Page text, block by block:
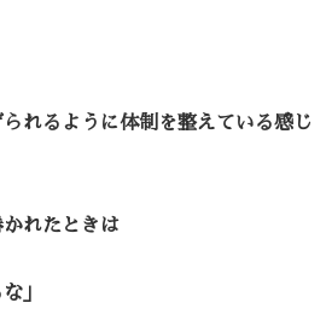
れるように体制を整えている感じ
れたときは
」